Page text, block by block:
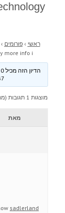
ראשי › פורומים ›
more info i
הדיון הזה מכיל 0 תגובות, ויש לו משתתף 1, והוא עודכן לאחרונה ע״י
מוצגות 1 תגובות (מתוך 1 סה״כ)
מאת
sadlerland